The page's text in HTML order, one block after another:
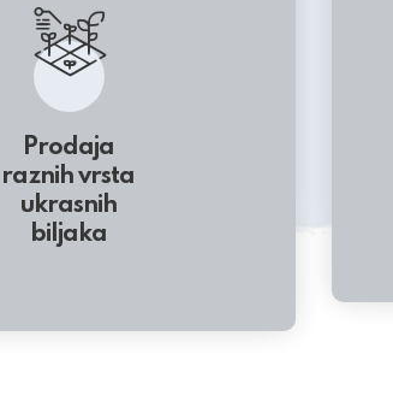
Prodaja
raznih vrsta
ukrasnih
biljaka